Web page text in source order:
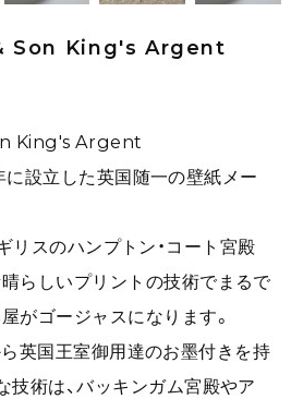
Son King's Argent
King's Argent
設立した英国随一の壁紙メー
スのハンプトン・コート宮殿
らしいプリントの技術でまるで
がゴージャスになります。
英国王室御用達のお墨付きを持
技術は、バッキンガム宮殿やア